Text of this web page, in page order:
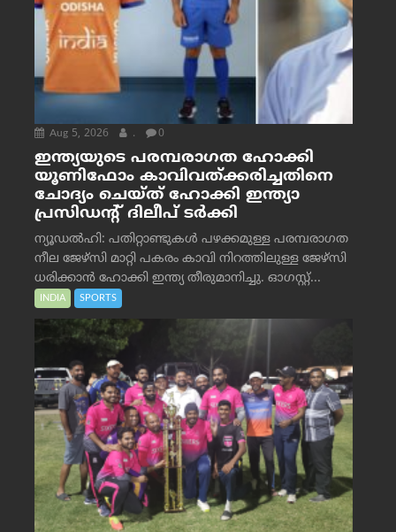
Aug 5, 2026 . 0
ഇന്ത്യയുടെ പരമ്പരാഗത ഹോക്കി
യൂണിഫോം കാവിവത്ക്കരിച്ചതിനെ
ചോദ്യം ചെയ്ത് ഹോക്കി ഇന്ത്യാ
പ്രസിഡന്റ് ദിലീപ് ടര്‍ക്കി
ന്യൂഡൽഹി: പതിറ്റാണ്ടുകൾ പഴക്കമുള്ള പരമ്പരാഗത
നീല ജേഴ്‌സി മാറ്റി പകരം കാവി നിറത്തിലുള്ള ജേഴ്‌സി
ധരിക്കാൻ ഹോക്കി ഇന്ത്യ തീരുമാനിച്ചു. ഓഗസ്റ്റ്...
INDIA SPORTS